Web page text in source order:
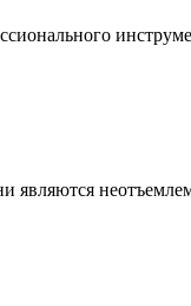
являются